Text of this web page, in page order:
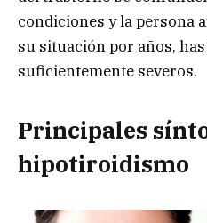
condiciones y la persona
su situación por años,
suficientemente severos.
Principales
hipotiroidismo